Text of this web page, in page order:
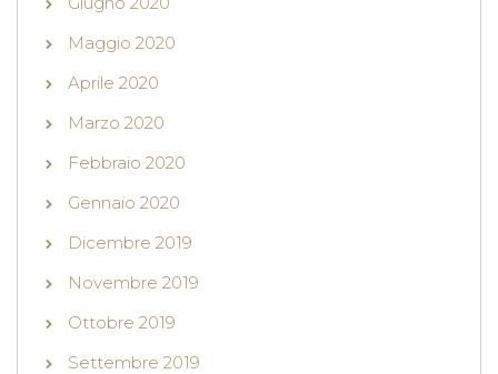
Maggio 2020
Aprile 2020
Marzo 2020
Febbraio 2020
Gennaio 2020
Dicembre 2019
Novembre 2019
Ottobre 2019
Settembre 2019